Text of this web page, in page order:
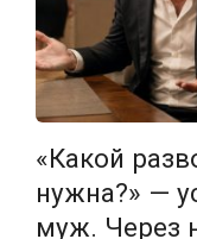
«Какой
нужна?» —
муж. Через